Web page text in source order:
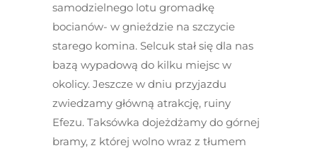
samodzielnego lotu gromadkę
bocianów- w gnieździe na szczycie
starego komina. Selcuk stał się dla nas
bazą wypadową do kilku miejsc w
okolicy. Jeszcze w dniu przyjazdu
zwiedzamy główną atrakcję, ruiny
Efezu. Taksówka dojeżdżamy do górnej
bramy, z której wolno wraz z tłumem